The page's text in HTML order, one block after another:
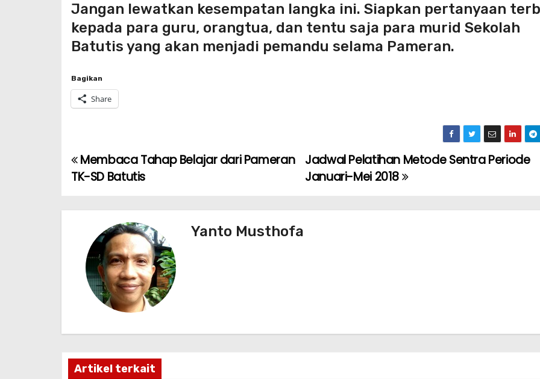
Jangan lewatkan kesempatan langka ini. Siapkan pertanyaan
kepada para guru, orangtua, dan tentu saja para murid Sekolah
Batutis yang akan menjadi pemandu selama Pameran.
Bagikan
Share
P
s
i
g
Jadwal Pelatihan Metode Sentra Periode
Januari-Mei 2018
Membaca Tahap Belajar dari Pameran
TK-SD Batutis
Yanto Musthofa
Artikel terkait